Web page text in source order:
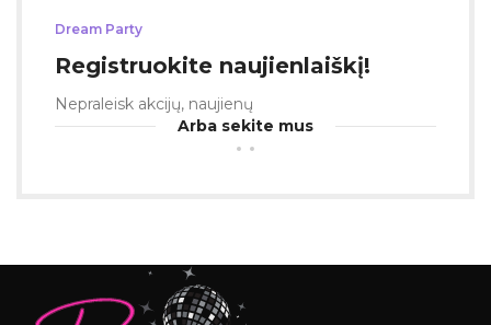
Dream Party
Registruokite naujienlaiškį!
Nepraleisk akcijų, naujienų
Arba sekite mus